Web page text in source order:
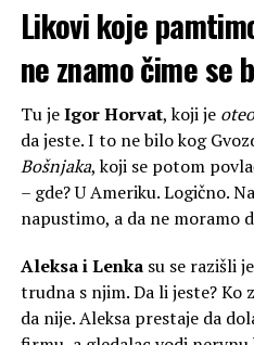
Likovi koje
ne znamo čime se
Tu jeIgor Horvat, koji je
da jeste. I to ne bilo kog
Bošnjaka, koji se potom
– gde? U Ameriku. Logično.
napustimo, a da ne moramo
Aleksa i Lenkasu se razišli
trudna s njim. Da li jeste? Ko
da nije. Aleksa prestaje da